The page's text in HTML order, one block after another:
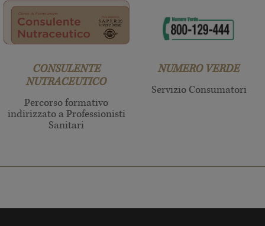
CONSULENTE
NUTRACEUTICO
Percorso formativo
indirizzato a Professionisti
Sanitari
NUMERO VERDE
Servizio Consumatori